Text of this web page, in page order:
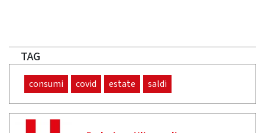
TAG
consumi covid estate saldi